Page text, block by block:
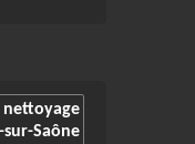
Saône